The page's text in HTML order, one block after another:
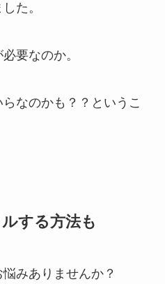
た。
要なのか。
なのかも？？というこ
する方法も
みありませんか？